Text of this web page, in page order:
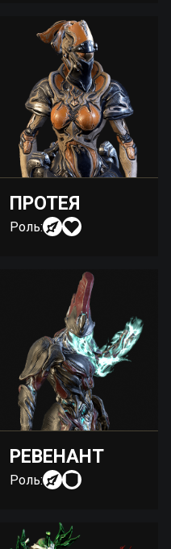
ПРОТЕЯ
Роль:
РЕВЕНАНТ
Роль: